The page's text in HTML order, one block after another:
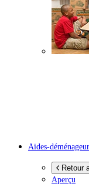
Aides-
Retour
Aperçu